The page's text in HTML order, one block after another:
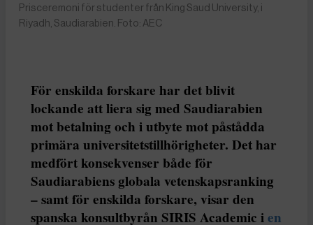
Prisceremoni för studenter från King Saud University, i
Riyadh, Saudiarabien. Foto: AEC
För enskilda forskare har det blivit
lockande att liera sig med Saudiarabien
mot betalning och i utbyte mot påstådda
primära universitetstillhörigheter. Det har
medfört konsekvenser både för
Saudiarabiens globala vetenskapsranking
– samt för enskilda forskare, visar den
spanska konsultbyrån SIRIS Academic ien